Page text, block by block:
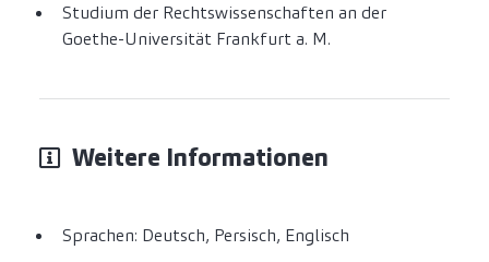
Studium der Rechtswissenschaften an der
Goethe-Universität Frankfurt a. M.
Weitere Informationen
Sprachen: Deutsch, Persisch, Englisch